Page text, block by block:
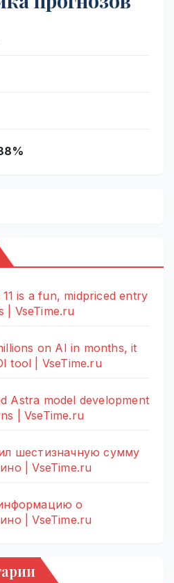
11 is a fun, midpriced entry
| VseTime.ru
on AI in months, it
tool | VseTime.ru
Astra model development
| VseTime.ru
шестизначную сумму
| VseTime.ru
о
| VseTime.ru